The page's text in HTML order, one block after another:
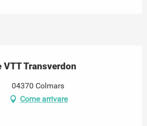
VTT Transverdon
04370 Colmars
Come arrivare